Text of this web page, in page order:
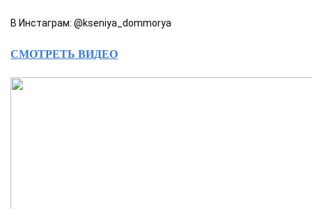
В Инстаграм: @kseniya_dommorya
СМОТРЕТЬ ВИДЕО